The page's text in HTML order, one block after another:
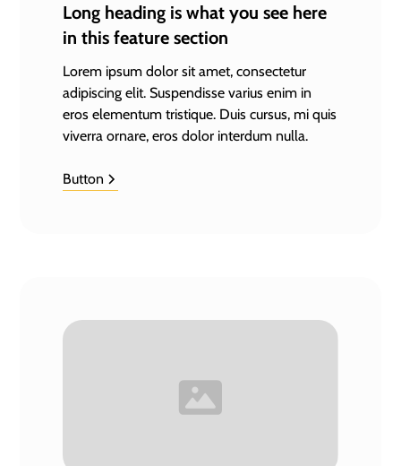
Long heading is what you see here
in this feature section
Lorem ipsum dolor sit amet, consectetur
adipiscing elit. Suspendisse varius enim in
eros elementum tristique. Duis cursus, mi quis
viverra ornare, eros dolor interdum nulla.
Button